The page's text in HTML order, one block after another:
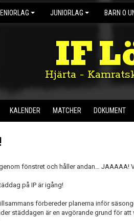
JUNIORLAG BARN O
IF
Hjärta -
KALENDER MATCHER DOKUMENT
fönstret och håller andan… JAAAAA!
på IP är igång!
förbereder planerna inför
städdagen är en avgörande grund för att